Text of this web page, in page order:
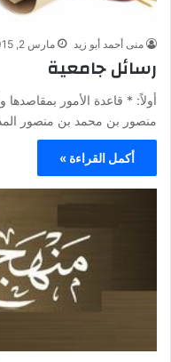
منى أحمد أبو زيد مارس 2, 2015
رسائل جامعية
أولاً: * قاعدة الأمور
منصور بن محمد بن منصور
أكمل القراءة »